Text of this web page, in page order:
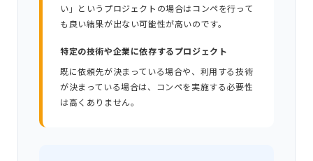
い」というプロジェクトの場合はコンペを行って
も良い結果が出ない可能性が高いのです。
特定の技術や企業に依存するプロジェクト
既に依頼先が決まっている場合や、利用する技術
が決まっている場合は、コンペを実施する必要性
は高くありません。